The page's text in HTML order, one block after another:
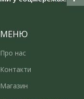
МЕНЮ
Про нас
Контакти
Магазин